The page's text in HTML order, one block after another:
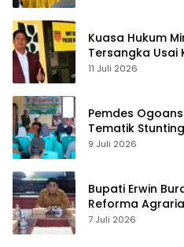
Kuasa Hukum
Tersangka Usai
Anggota Dewan
11 Juli 2026
Pemdes
Tematik
9 Juli 2026
Bupati Erwin
Reforma
Tanah bagi
7 Juli 2026